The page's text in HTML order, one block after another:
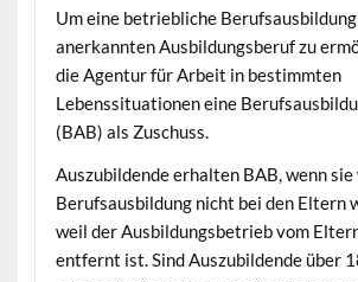
Um eine betriebliche
anerkannten Ausbildungsberuf zu
die Agentur für Arbeit in bestimmten
Lebenssituationen eine
(BAB) als Zuschuss.
Auszubildende erhalten BAB, wenn
Berufsausbildung nicht bei den Eltern
weil der Ausbildungsbetrieb vom
entfernt ist. Sind Auszubildende über